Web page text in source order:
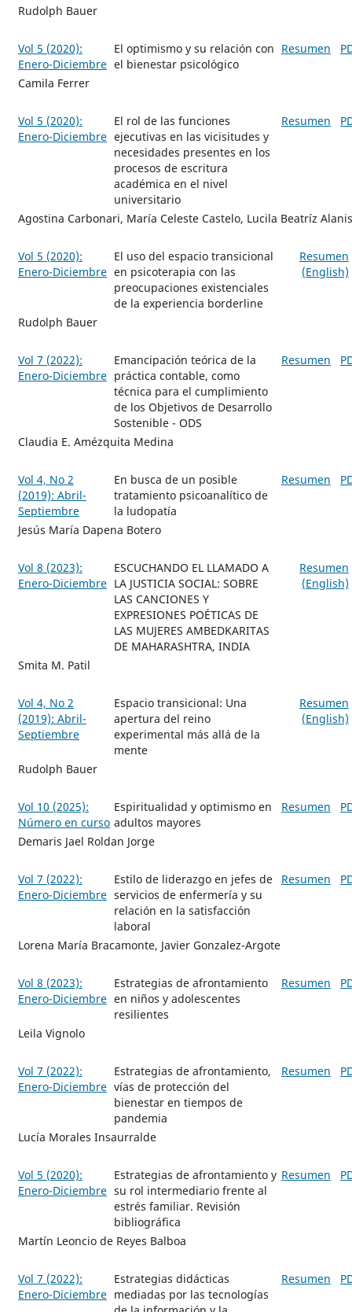
Rudolph Bauer
Vol 5 (2020):
Enero-Diciembre
El optimismo y su relación con
el bienestar psicológico
Resumen
Camila Ferrer
Vol 5 (2020):
Enero-Diciembre
El rol de las funciones
ejecutivas en las vicisitudes y
necesidades presentes en los
procesos de escritura
académica en el nivel
universitario
Resumen
Agostina Carbonari, María Celeste Castelo, Lucila Beatríz Alanis
Vol 5 (2020):
Enero-Diciembre
El uso del espacio transicional
en psicoterapia con las
preocupaciones existenciales
de la experiencia borderline
Resumen
(English)
Rudolph Bauer
Vol 7 (2022):
Enero-Diciembre
Emancipación teórica de la
práctica contable, como
técnica para el cumplimiento
de los Objetivos de Desarrollo
Sostenible - ODS
Resumen
Claudia E. Amézquita Medina
Vol 4, No 2
(2019): Abril-
Septiembre
En busca de un posible
tratamiento psicoanalítico de
la ludopatía
Resumen
Jesús María Dapena Botero
Vol 8 (2023):
Enero-Diciembre
ESCUCHANDO EL LLAMADO A
LA JUSTICIA SOCIAL: SOBRE
LAS CANCIONES Y
EXPRESIONES POÉTICAS DE
LAS MUJERES AMBEDKARITAS
DE MAHARASHTRA, INDIA
Resumen
(English)
Smita M. Patil
Vol 4, No 2
(2019): Abril-
Septiembre
Espacio transicional: Una
apertura del reino
experimental más allá de la
mente
Resumen
(English)
Rudolph Bauer
Vol 10 (2025):
Número en curso
Espiritualidad y optimismo en
adultos mayores
Resumen
Demaris Jael Roldan Jorge
Vol 7 (2022):
Enero-Diciembre
Estilo de liderazgo en jefes de
servicios de enfermería y su
relación en la satisfacción
laboral
Resumen
Lorena María Bracamonte, Javier Gonzalez-Argote
Vol 8 (2023):
Enero-Diciembre
Estrategias de afrontamiento
en niños y adolescentes
resilientes
Resumen
Leila Vignolo
Vol 7 (2022):
Enero-Diciembre
Estrategias de afrontamiento,
vías de protección del
bienestar en tiempos de
pandemia
Resumen
Lucía Morales Insaurralde
Vol 5 (2020):
Enero-Diciembre
Estrategias de afrontamiento y
su rol intermediario frente al
estrés familiar. Revisión
bibliográfica
Resumen
Martí­n Leoncio de Reyes Balboa
Vol 7 (2022):
Enero-Diciembre
Estrategias didácticas
mediadas por las tecnologías
Resumen